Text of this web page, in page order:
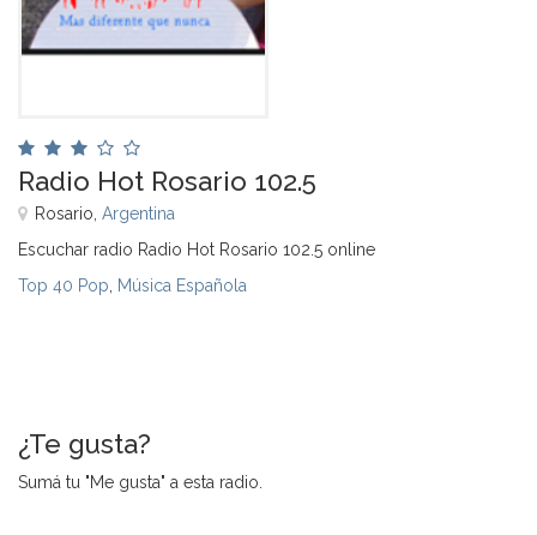
Radio Hot Rosario 102.5
Rosario, Argentina
Escuchar radio Radio Hot Rosario 102.5 online
Top 40 Pop Música Española
¿Te gusta?
Sumá tu "Me gusta" a esta radio.